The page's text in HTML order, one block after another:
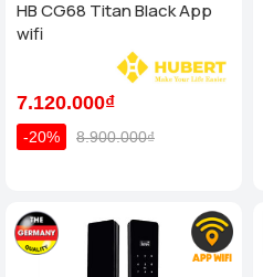
HB CG68 Titan Black App
wifi
7.120.000₫
-20% 8.900.000₫